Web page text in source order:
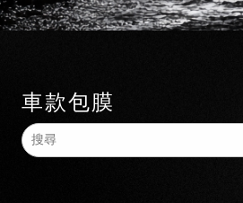
車款包膜